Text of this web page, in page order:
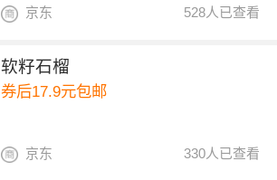
528人已查看
京东
软籽石榴
券后17.9元包邮
330人已查看
京东